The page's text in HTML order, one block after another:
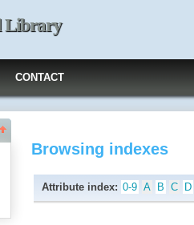
Library
CONTACT
Browsing indexes
Attribute index: 0-9 A B C D